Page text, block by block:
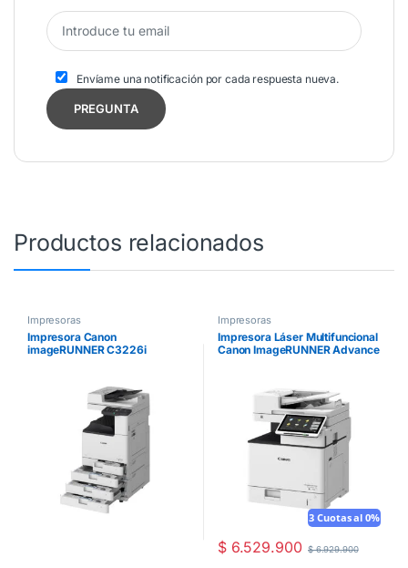
Envíame una notificación por cada respuesta nueva.
Productos relacionados
Impresoras
Impresora Canon
imageRUNNER C3226i
Impresoras
Impresora Láser Multifuncional
Canon ImageRUNNER Advance
3 Cuotas al 0%
$6.529.900 $6.929.900